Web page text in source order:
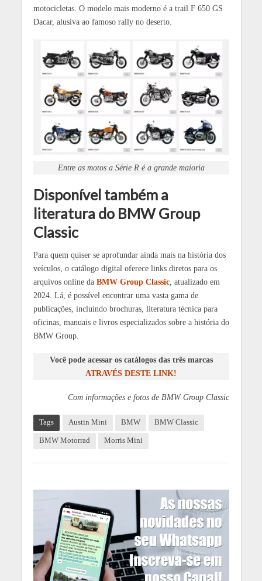
motocicletas. O modelo mais moderno é a trail F 650 GS
Dacar, alusiva ao famoso rally no deserto.
Entre as motos a Série R é a grande maioria
Disponível também a
literatura do BMW Group
Classic
Para quem quiser se aprofundar ainda mais na história dos
veículos, o catálogo digital oferece links diretos para os
arquivos online da BMW Group Classic, atualizado em
2024. Lá, é possível encontrar uma vasta gama de
publicações, incluindo brochuras, literatura técnica para
oficinas, manuais e livros especializados sobre a história do
BMW Group.
Você pode acessar os catálogos das três marcas
ATRAVÉS DESTE LINK!
Com informações e fotos de BMW Group Classic
Tags Austin Mini BMW BMW Classic
BMW Motorrad Morris Mini